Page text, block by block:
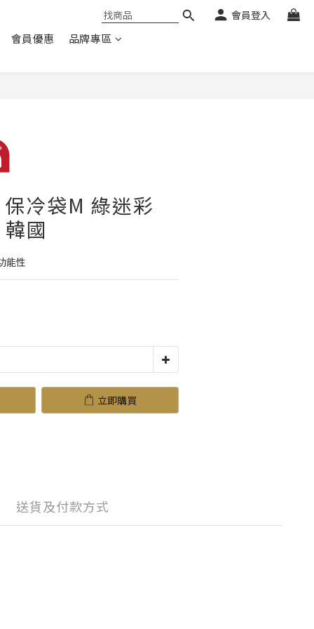
會員登入
會員優惠 品牌專區
冷袋M 綠迷彩
國
能性
立即購買
送貨及付款方式